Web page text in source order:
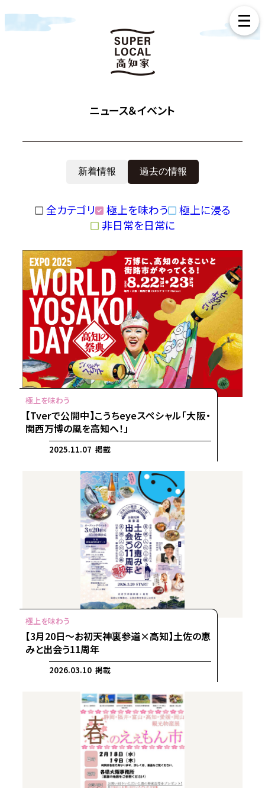
ニュース＆イベント
新着情報 過去の情報
全カテゴリ 極上を味わう
極上に浸る
非日常を日常に
【Tverで公開中】こうちeyeスペシャル「大阪・
関西万博の風を高知へ！」
2025.11.07 掲載
【3月20日～お初天神裏参道×高知】土佐の恵
みと出会う11周年
2026.03.10 掲載